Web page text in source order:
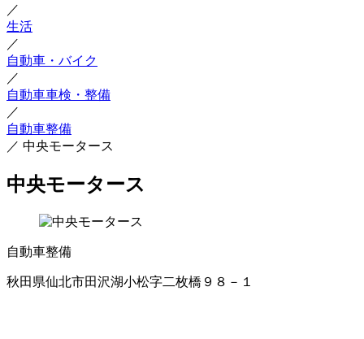
／
生活
／
自動車・バイク
／
自動車車検・整備
／
自動車整備
／ 中央モータース
中央モータース
自動車整備
秋田県仙北市田沢湖小松字二枚橋９８－１